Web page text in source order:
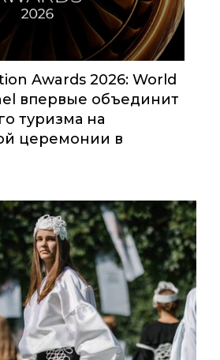
Awards 2026: World
впервые объединит
туризма на
церемонии в